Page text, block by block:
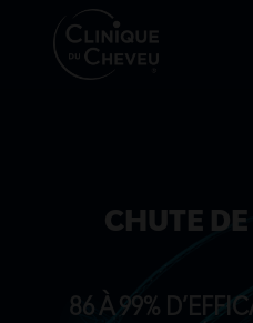
CHUTE
86 À 99%